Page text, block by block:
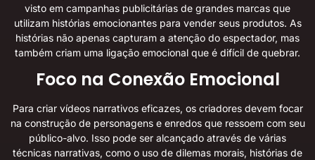
visto em campanhas publicitárias de grandes marcas que
utilizam histórias emocionantes para vender seus produtos. As
histórias não apenas capturam a atenção do espectador, mas
também criam uma ligação emocional que é difícil de quebrar.
Foco na Conexão Emocional
Para criar vídeos narrativos eficazes, os criadores devem focar
na construção de personagens e enredos que ressoem com seu
público-alvo. Isso pode ser alcançado através de várias
técnicas narrativas, como o uso de dilemas morais, histórias de